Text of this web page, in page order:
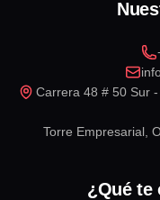
Carrera 48 # 50 Sur
Torre Empresarial,
¿Qué te